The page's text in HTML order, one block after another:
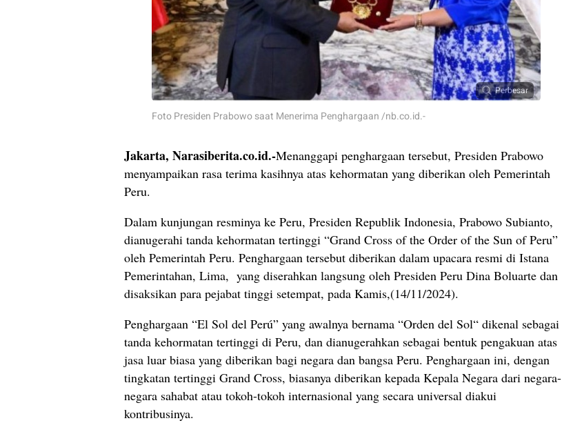
Perbesar
Foto Presiden Prabowo saat Menerima Penghargaan /nb.co.id.-
Jakarta, Narasiberita.co.id.-Menanggapi penghargaan tersebut, Presiden Prabowo
menyampaikan rasa terima kasihnya atas kehormatan yang diberikan oleh Pemerintah
Peru.
Dalam kunjungan resminya ke Peru, Presiden Republik Indonesia, Prabowo Subianto,
dianugerahi tanda kehormatan tertinggi “Grand Cross of the Order of the Sun of Peru”
oleh Pemerintah Peru. Penghargaan tersebut diberikan dalam upacara resmi di Istana
Pemerintahan, Lima, yang diserahkan langsung oleh Presiden Peru Dina Boluarte dan
disaksikan para pejabat tinggi setempat, pada Kamis,(14/11/2024).
Penghargaan “El Sol del Perú” yang awalnya bernama “Orden del Sol“ dikenal sebagai
tanda kehormatan tertinggi di Peru, dan dianugerahkan sebagai bentuk pengakuan atas
jasa luar biasa yang diberikan bagi negara dan bangsa Peru. Penghargaan ini, dengan
tingkatan tertinggi Grand Cross, biasanya diberikan kepada Kepala Negara dari negara-
negara sahabat atau tokoh-tokoh internasional yang secara universal diakui
kontribusinya.